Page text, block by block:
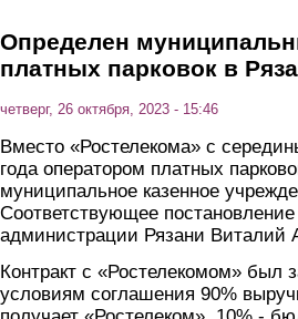
Определен
платных парковок в
четверг, 26 октября, 2023 - 15:46
Вместо «Ростелекома» с
года оператором платных
муниципальное казенное
Соответствующее
администрации Рязани Виталий
Контракт с «Ростелекомом» был
условиям соглашения 90%